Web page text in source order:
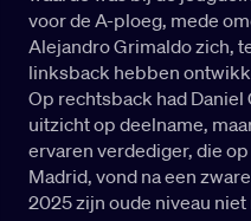
voor de A-ploeg, mede
Alejandro Grimaldo zich,
linksback hebben
Op rechtsback had
uitzicht op deelname,
ervaren verdediger, die
Madrid, vond na een
2025 zijn oude niveau